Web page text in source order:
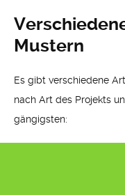
Mustern
Es gibt verschiedene
nach Art des Projekts
gängigsten: